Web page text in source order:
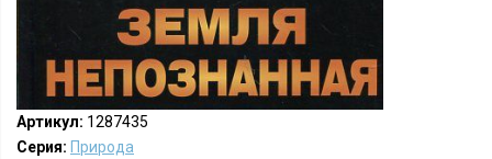
Артикул: 1287435
Серия: Природа